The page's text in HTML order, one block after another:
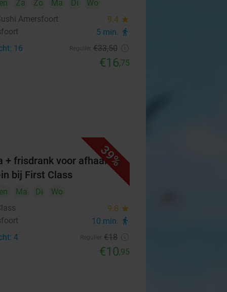
Za Zo Ma Di
Wo
Amersfoort
9.4 star
5 min. directions_walk
16 €33,50
€16,75
39%
+ frisdrank voor afhaal of
in bij First Class
Ma Di
Wo
9.8 star
10 min. directions_walk
4 €18
€10,95